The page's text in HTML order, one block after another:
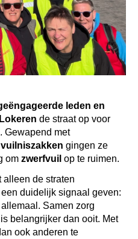
leden en
de straat op voor
. Gewapend met
gingen ze
om zwerfvuil op te ruimen.
alleen de straten
een duidelijk signaal geven:
Samen zorg
is belangrijker dan ooit. Met
ook anderen te